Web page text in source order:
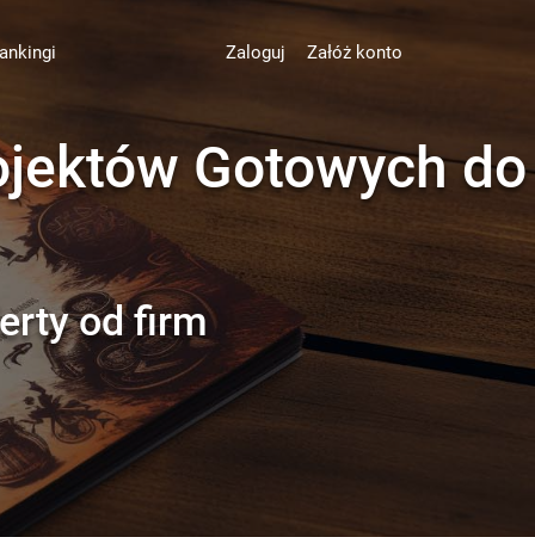
Zaloguj Załóż konto
Gotowych do
od firm